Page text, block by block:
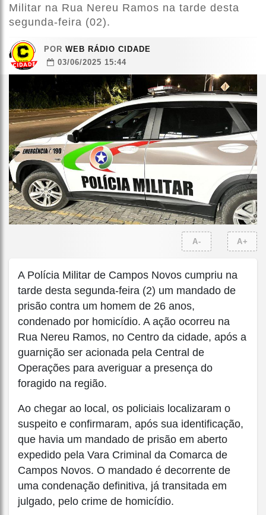
Militar na Rua Nereu Ramos na tarde desta
segunda-feira (02).
POR WEB RÁDIO CIDADE
03/06/2025 15:44
A- A+
A Polícia Militar de Campos Novos cumpriu na
tarde desta segunda-feira (2) um mandado de
prisão contra um homem de 26 anos,
condenado por homicídio. A ação ocorreu na
Rua Nereu Ramos, no Centro da cidade, após a
guarnição ser acionada pela Central de
Operações para averiguar a presença do
foragido na região.
Ao chegar ao local, os policiais localizaram o
suspeito e confirmaram, após sua identificação,
que havia um mandado de prisão em aberto
expedido pela Vara Criminal da Comarca de
Campos Novos. O mandado é decorrente de
uma condenação definitiva, já transitada em
julgado, pelo crime de homicídio.